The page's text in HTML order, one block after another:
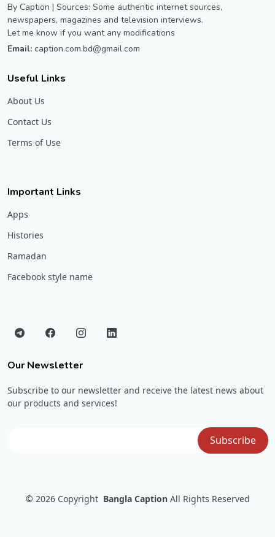
By Caption | Sources: Some authentic internet sources,
newspapers, magazines and television interviews.
Let me know if you want any modifications
Email: caption.com.bd@gmail.com
Useful Links
About Us
Contact Us
Terms of Use
Important Links
Apps
Histories
Ramadan
Facebook style name
Our Newsletter
Subscribe to our newsletter and receive the latest news about
our products and services!
© 2026 Copyright Bangla Caption All Rights Reserved